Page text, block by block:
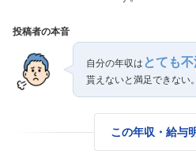
投稿者の本音
自分の年収は とても
貰えないと満足できない。
この年収・給与